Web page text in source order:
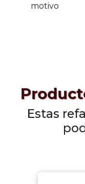
motivo
Estas